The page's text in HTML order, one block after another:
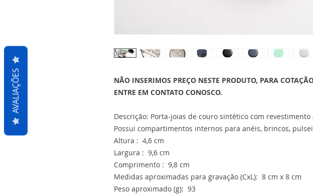
NÃO INSERIMOS PREÇO NESTE PRODUTO, PARA
ENTRE EM CONTATO CONOSCO.
Descrição: Porta-joias de couro sintético com revestimento
Possui compartimentos internos para anéis, brincos,
Altura : 4,6 cm
Largura : 9,6 cm
Comprimento : 9,8 cm
Medidas aproximadas para gravação (CxL): 8 cm x 8 cm
Peso aproximado (g): 93
AVALIAÇÕES